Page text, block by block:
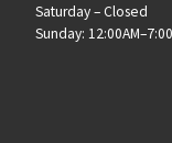
Saturday – Closed
Sunday: